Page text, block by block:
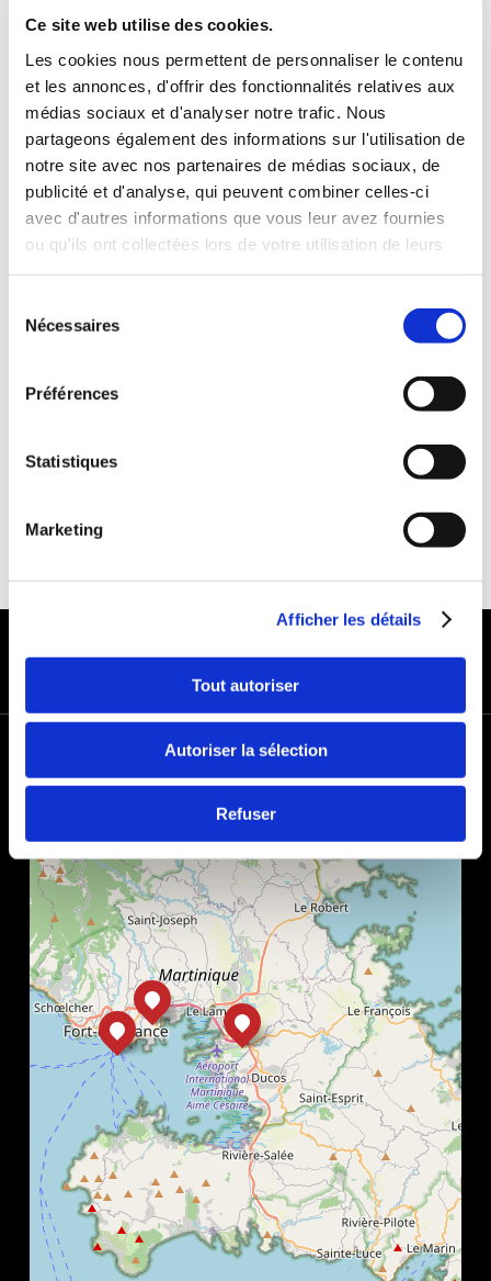
Ce site web utilise des cookies.
Les cookies nous permettent de personnaliser le contenu
et les annonces, d'offrir des fonctionnalités relatives aux
médias sociaux et d'analyser notre trafic. Nous
partageons également des informations sur l'utilisation de
notre site avec nos partenaires de médias sociaux, de
publicité et d'analyse, qui peuvent combiner celles-ci
avec d'autres informations que vous leur avez fournies
ou qu'ils ont collectées lors de votre utilisation de leurs
Nécessaires
Préférences
Statistiques
Marketing
Afficher les détails
Tout autoriser
Autoriser la sélection
Refuser
INCLUS À LA LOCATION
Killométrage illimité
Assurance tous risques (hors franchise)
Carburant : plein à rendre plein
CONDITIONS DE LOCATION
Age minimum :20 ans
Années de permis :2 ans
ASSURANCE
MODES DE PAIEMENT
−